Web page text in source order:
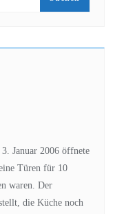
Januar 2006 öffnete
Türen für 10
waren. Der
die Küche noch